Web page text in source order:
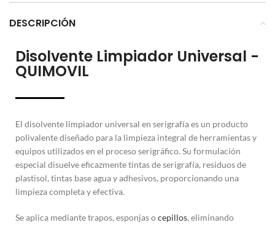
DESCRIPCIÓN
Disolvente Limpiador Universal -
QUIMOVIL
El disolvente limpiador universal en serigrafía es un producto
polivalente diseñado para la limpieza integral de herramientas y
equipos utilizados en el proceso serigráfico. Su formulación
especial disuelve eficazmente tintas de serigrafía, residuos de
plastisol, tintas base agua y adhesivos, proporcionando una
limpieza completa y efectiva.
Se aplica mediante trapos, esponjas ocepillos, eliminando